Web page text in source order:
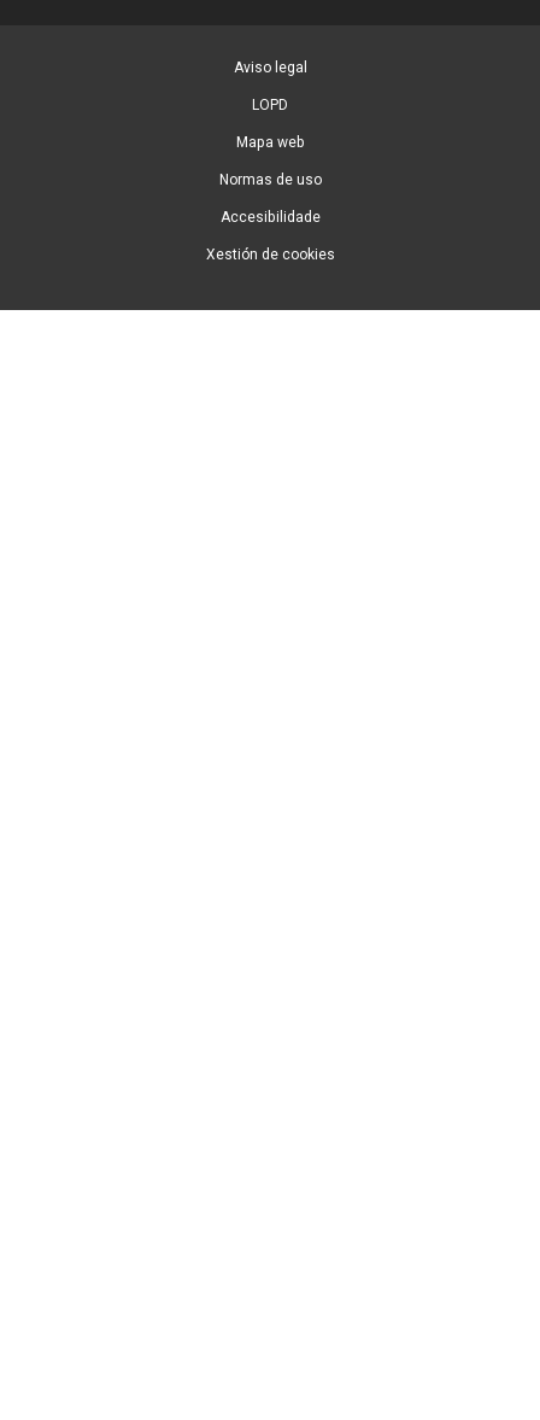
Aviso legal
LOPD
Mapa web
Normas de uso
Accesibilidade
Xestión de cookies